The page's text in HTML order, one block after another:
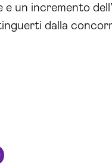
e un incremento
dalla